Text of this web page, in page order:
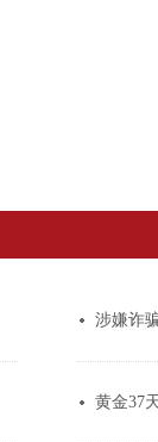
涉嫌诈
黄金37